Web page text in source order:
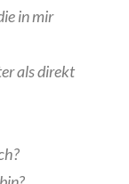
in mir
als direkt